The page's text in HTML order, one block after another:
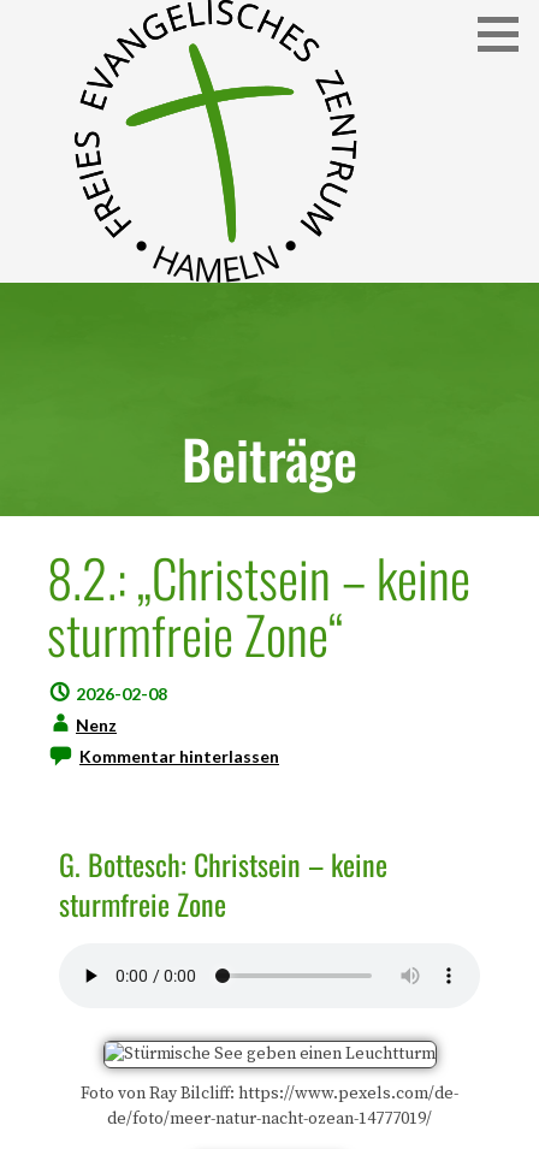
Beiträge
8.2.: „Christsein – keine
sturmfreie Zone“
2026-02-08
Nenz
Kommentar hinterlassen
G. Bottesch: Christsein – keine
sturmfreie Zone
Foto von Ray Bilcliff: https://www.pexels.com/de-
de/foto/meer-natur-nacht-ozean-14777019/